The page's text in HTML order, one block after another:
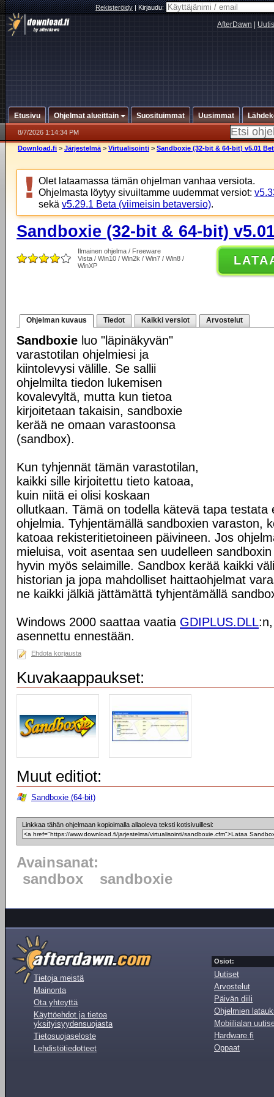
Rekisteröidy|Kirjaudu:
AfterDawn
Etusivu Ohjelmat alueittain Suosituimmat Uusimmat
8/7/2026 1:14:34 PM
Download.fi > Järjestelmä > Virtualisointi > Sandboxie (32-bit & 64-bit) v5.01
Olet lataamassa tämän ohjelman vanhaa versiota.
Ohjelmasta löytyy sivuiltamme uudemmat versiot:
sekä v5.29.1 Beta (viimeisin betaversio).
Sandboxie (32-bit & 64-bit)
Ilmainen ohjelma / Freeware
Vista / Win10 / Win2k / Win7 / Win8 /
WinXP
Ohjelman kuvaus Tiedot Kaikki versiot Arvostelut
Sandboxie luo "läpinäkyvän"
varastotilan ohjelmiesi ja
kiintolevysi välille. Se sallii
ohjelmilta tiedon lukemisen
kovalevyltä, mutta kun tietoa
kirjoitetaan takaisin, sandboxie
kerää ne omaan varastoonsa
(sandbox).
Kun tyhjennät tämän varastotilan,
kaikki sille kirjoitettu tieto katoaa,
kuin niitä ei olisi koskaan
ollutkaan. Tämä on todella kätevä tapa testata
ohjelmia. Tyhjentämällä sandboxien varaston,
katoaa rekisteritietoineen päivineen. Jos
mieluisa, voit asentaa sen uudelleen
hyvin myös selaimille. Sandbox kerää kaikki
historian ja jopa mahdolliset haittaohjelmat
ne kaikki jälkiä jättämättä tyhjentämällä
Windows 2000 saattaa vaatia GDIPLUS.DLL
asennettu ennestään.
Ehdota korjausta
Kuvakaappaukset:
Muut editiot:
Sandboxie (64-bit)
Linkkaa tähän ohjelmaan kopioimalla allaoleva teksti kotisivuillesi:
Avainsanat:
sandbox
sandboxie
Tietoja meistä
Mainonta
Ota yhteyttä
Käyttöehdot ja tietoa
yksityisyydensuojasta
Tietosuojaseloste
Lehdistötiedotteet
Osiot:
Uutiset
Arvostelut
Päivän diili
Ohjelmien
Mobiilialan
Hardware.fi
Oppaat